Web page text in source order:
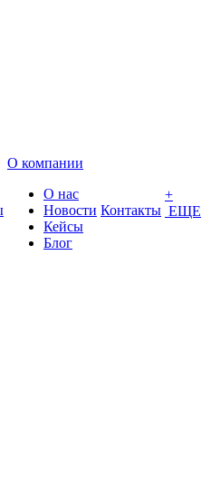
О компании
О нас
Новости
Кейсы
Блог
Контакты
+
ЕЩЕ